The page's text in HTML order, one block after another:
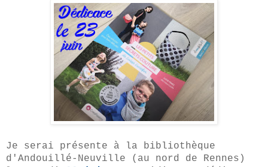
Je serai présente à la bibliothèque
d'Andouillé-Neuville (au nord de Rennes)